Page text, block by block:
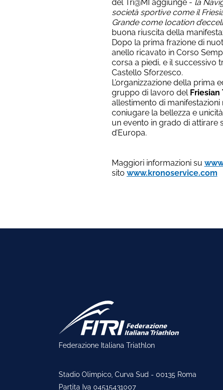
del Tri@MI aggiunge - la
società sportive come il
Grande come location
buona riuscita della
Dopo la prima frazione di
anello ricavato in Corso
corsa a piedi, e il successivo
Castello Sforzesco.
L’organizzazione della prima
gruppo di lavoro del Friesian
allestimento di
coniugare la bellezza e
un evento in grado di attirare
d’Europa.
Maggiori informazioni su
sito www.kronoservice.com
Federazione Italiana Triathlon
Stadio Olimpico, Curva Sud - 00135 Roma
Partita Iva 04515431007